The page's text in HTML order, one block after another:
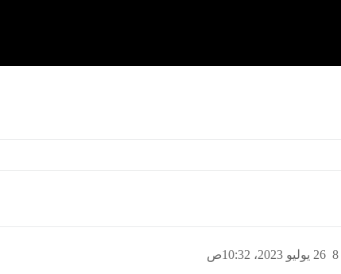
26 يوليو 2023، 10:32ص 8